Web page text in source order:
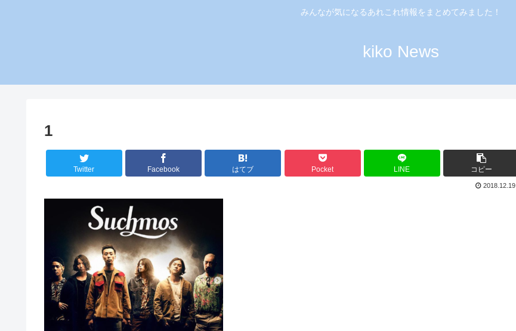
みんなが気になるあれこれ情報をまとめてみました！
kiko News
1
Twitter Facebook はてブ Pocket LINE コピー
2018.12.19